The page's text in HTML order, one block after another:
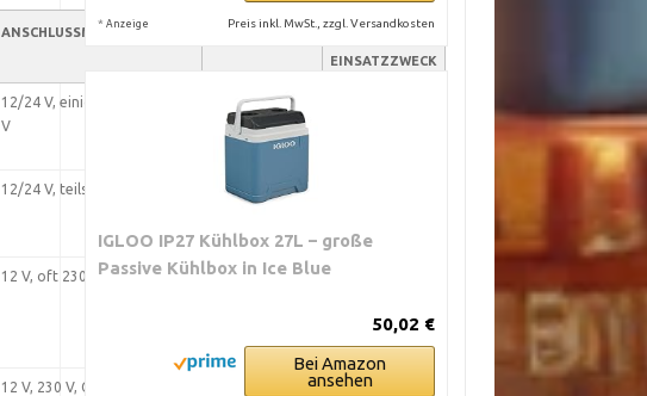
ANSCHLUSSMÖGLICHKEITEN PREISSEGMENT
IDEALER
EINSATZZWECK
12/24 V, einige mit 100–240
V
Mittel bis hoch
12/24 V, teils 230 V Mittel
kleiner Van
12 V, oft 230 V Niedrig
Kurztrips,
12 V, 230 V, Gas Mittel bis hoch
Fest eingebaut
* Anzeige Preis inkl. MwSt., zzgl. Versandkosten
IGLOO IP27 Kühlbox 27L – große
Passive Kühlbox in Ice Blue
50,02 €
Bei Amazon
ansehen